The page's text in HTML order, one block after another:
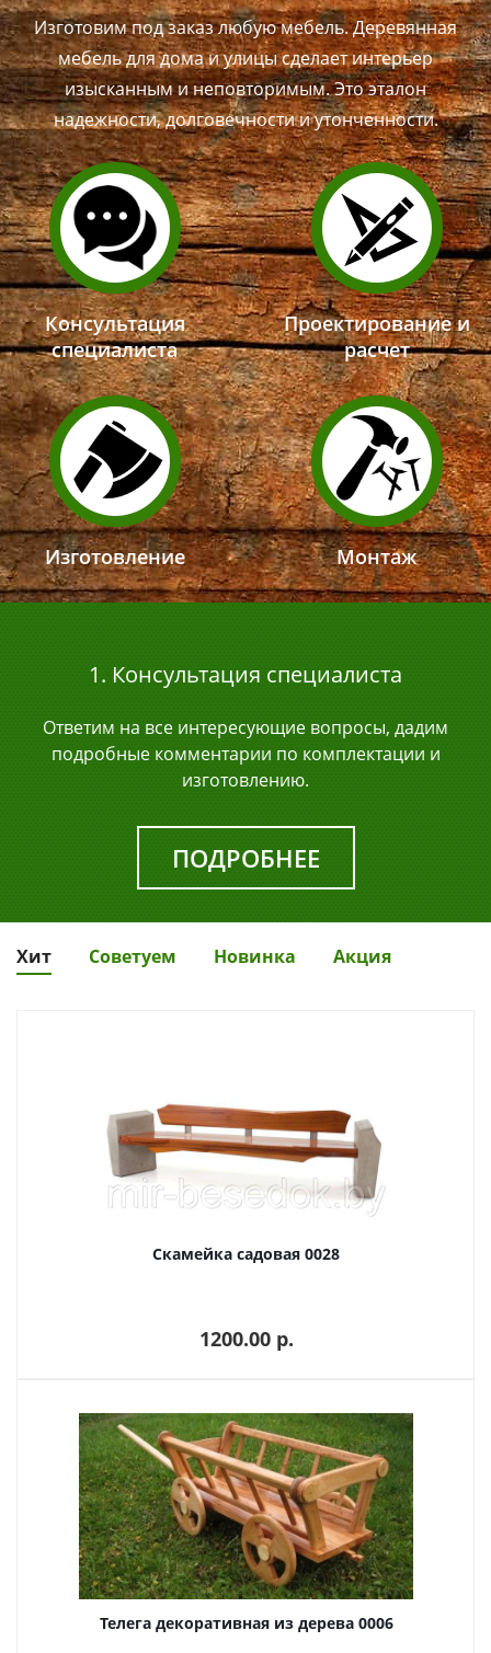
Изготовим под заказ любую мебель. Деревянная
мебель для дома и улицы сделает интерьер
изысканным и неповторимым. Это эталон
надежности, долговечности и утонченности.
Консультация
специалиста
Проектирование и
расчет
Изготовление Монтаж
1. Консультация специалиста
Ответим на все интересующие вопросы, дадим
подробные комментарии по комплектации и
изготовлению.
ПОДРОБНЕЕ
Хит Советуем Новинка Акция
Скамейка садовая 0028
1200.00 p.
Телега декоративная из дерева 0006